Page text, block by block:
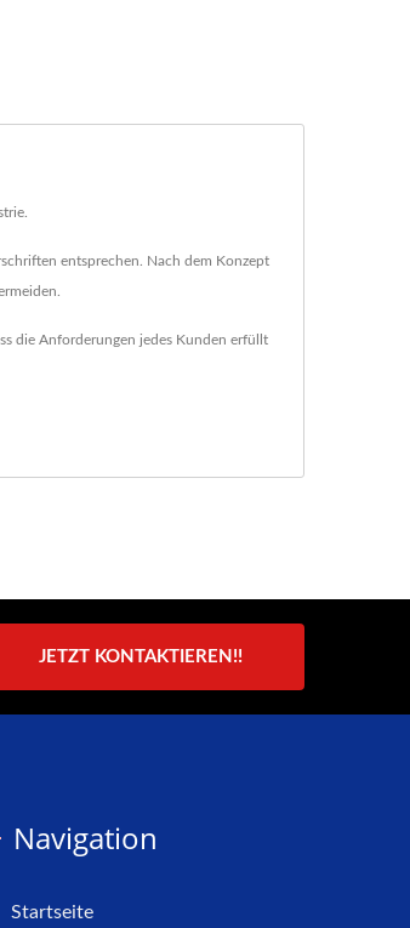
entsprechen. Nach dem Konzept
die Anforderungen jedes Kunden erfüllt
JETZT KONTAKTIEREN!!
Navigation
Startseite